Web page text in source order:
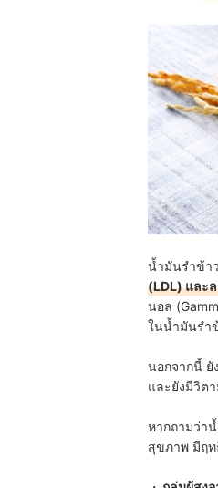
น้ำมันรำข้า
(LDL) และ
นอล
ในน้ำมันรำ
นอกจากนี้ ยัง
และยังมีวิต
หากถามว่า
สุขภาพ มีฤท